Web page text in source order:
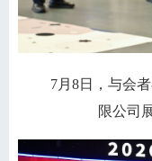
7月8日，与会者
限公司